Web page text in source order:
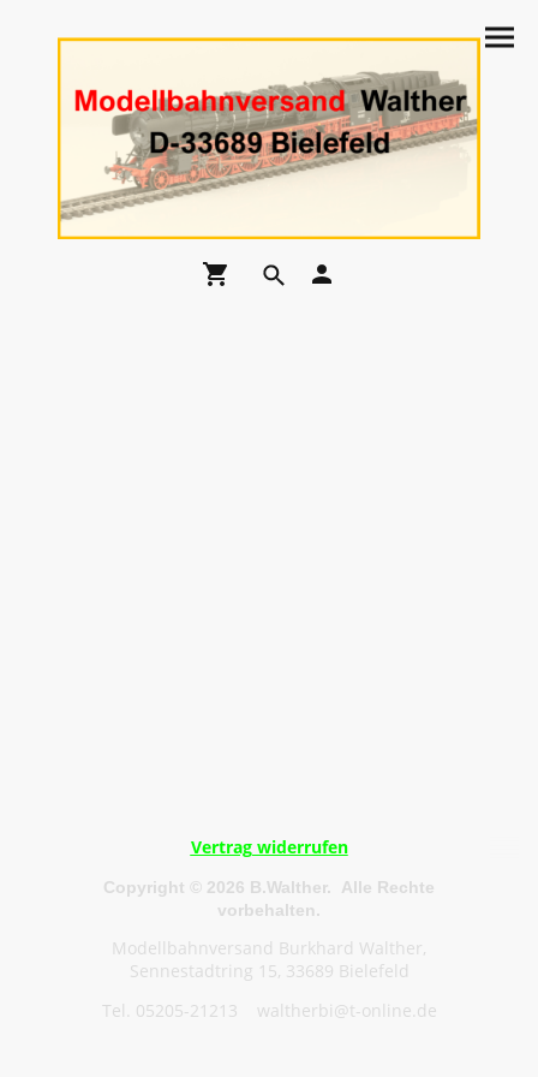
Vertrag widerrufen
Copyright © 2026 B.Walther. Alle Rechte
vorbehalten.
Modellbahnversand Burkhard Walther,
Sennestadtring 15, 33689 Bielefeld
Tel. 05205-21213 waltherbi@t-online.de